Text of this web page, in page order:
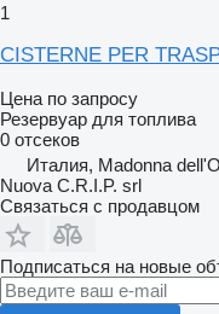
1
CISTERNE PER
Цена по запросу
Резервуар для топлива
0 отсеков
Италия, Madonna
Nuova C.R.I.P. srl
Связаться с продавцом
Подписаться на новые